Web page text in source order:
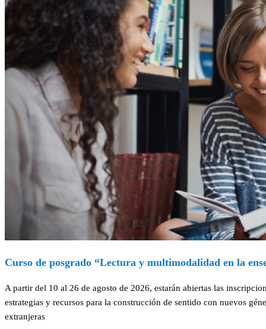
Curso de posgrado “Lectura y multimodalidad en la
A partir del 10 al 26 de agosto de 2026, estarán abiertas las
estrategias y recursos para la construcción de sentido con nuevos
extranjeras